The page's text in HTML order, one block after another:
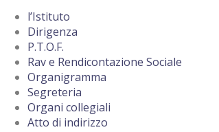
l’Istituto
Dirigenza
P.T.O.F.
Rav e Rendicontazione Sociale
Organigramma
Segreteria
Organi collegiali
Atto di indirizzo